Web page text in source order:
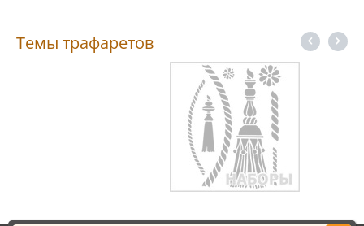
Темы трафаретов